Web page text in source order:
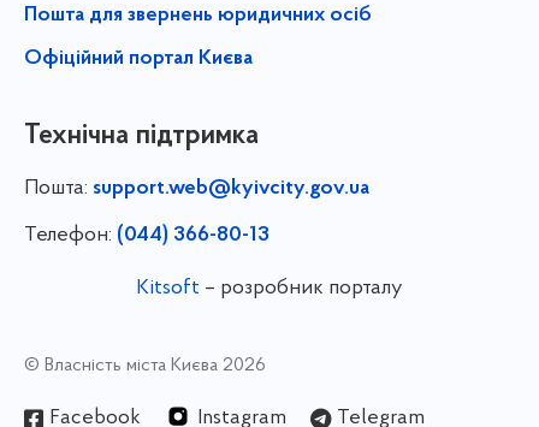
Пошта для звернень юридичних осіб
Офіційний портал Києва
Технічна підтримка
Пошта: support.web@kyivcity.gov.ua
Телефон: (044) 366-80-13
Kitsoft – розробник порталу
© Власність міста Києва 2026
Facebook Instagram Telegram